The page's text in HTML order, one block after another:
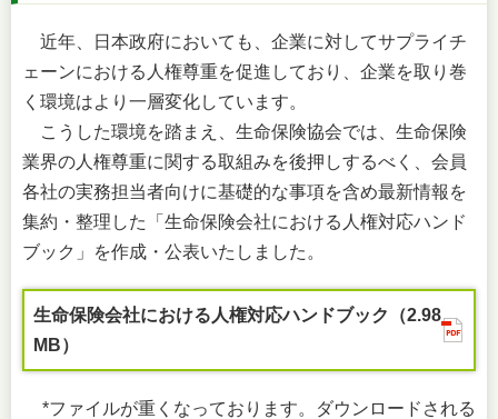
近年、日本政府においても、企業に対してサプライチ
ェーンにおける人権尊重を促進しており、企業を取り巻
く環境はより一層変化しています。
こうした環境を踏まえ、生命保険協会では、生命保険
業界の人権尊重に関する取組みを後押しするべく、会員
各社の実務担当者向けに基礎的な事項を含め最新情報を
集約・整理した「生命保険会社における人権対応ハンド
ブック」を作成・公表いたしました。
生命保険会社における人権対応ハンドブック（2.98
MB）
*ファイルが重くなっております。ダウンロードされる